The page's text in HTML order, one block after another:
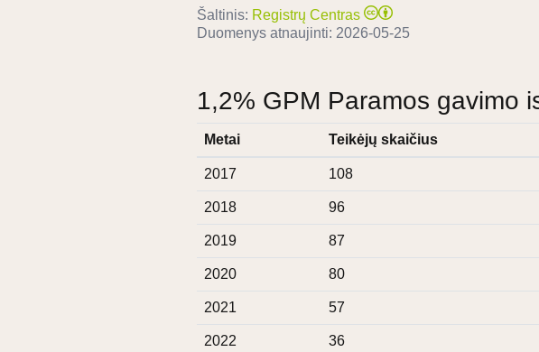
Šaltinis: Registrų Centras
Duomenys atnaujinti: 2026-05-25
1,2% GPM Paramos gavimo
Metai Teikėjų skaičius
2017 108
2018 96
2019 87
2020 80
2021 57
2022 36